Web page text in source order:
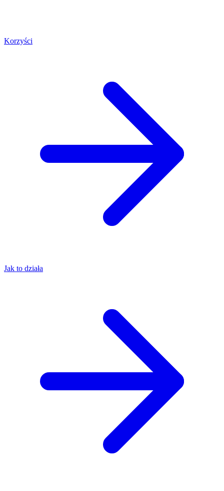
Korzyści
Jak to działa